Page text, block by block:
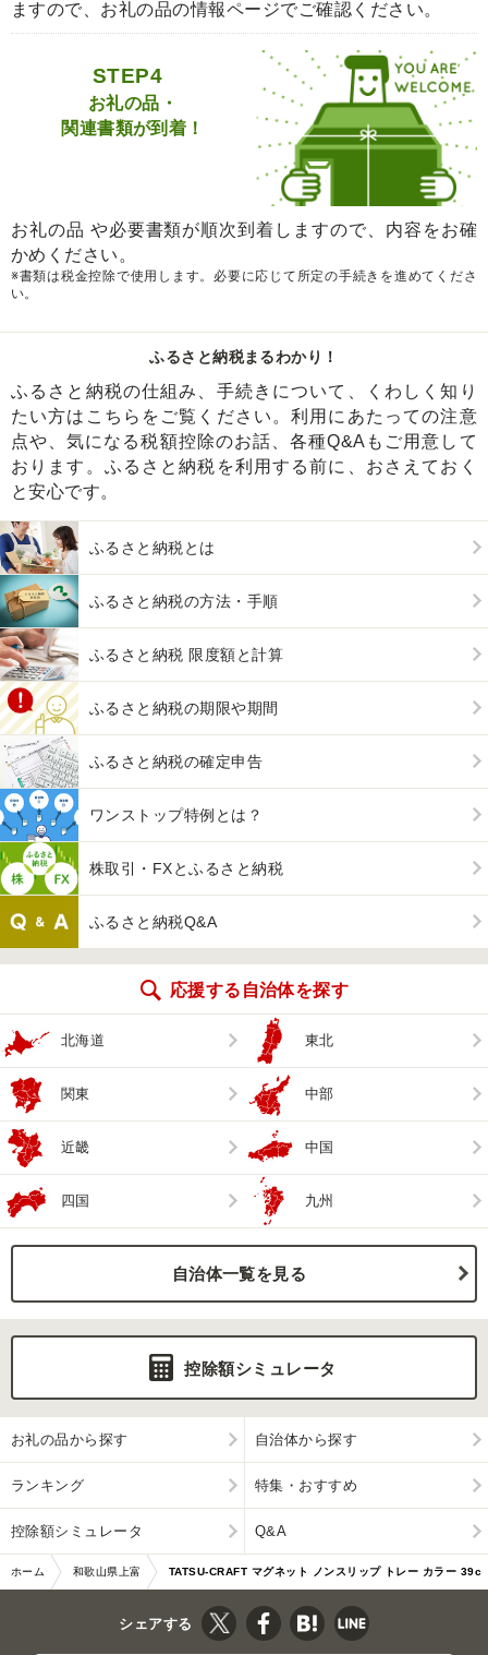
ますので、お礼の品の情報ページでご確認ください。
STEP4
お礼の品・
関連書類が到着！
お礼の品 や必要書類が順次到着しますので、内容をお確
かめください。
※書類は税金控除で使用します。必要に応じて所定の手続きを進めてくださ
い。
ふるさと納税まるわかり！
ふるさと納税の仕組み、手続きについて、くわしく知り
たい方はこちらをご覧ください。利用にあたっての注意
点や、気になる税額控除のお話、各種Q&Aもご用意して
おります。ふるさと納税を利用する前に、おさえておく
と安心です。
ふるさと納税とは
ふるさと納税の方法・手順
ふるさと納税 限度額と計算
ふるさと納税の期限や期間
ふるさと納税の確定申告
ワンストップ特例とは？
株取引・FXとふるさと納税
ふるさと納税Q&A
応援する自治体を探す
北海道 東北
関東 中部
近畿 中国
四国 九州
自治体一覧を見る
控除額シミュレータ
お礼の品から探す 自治体から探す
ランキング 特集・おすすめ
控除額シミュレータ Q&A
ホーム 和歌山県上富 TATSU-CRAFT マグネット ノンスリップ トレー カラー 39c
m GR グリーン
シェアする